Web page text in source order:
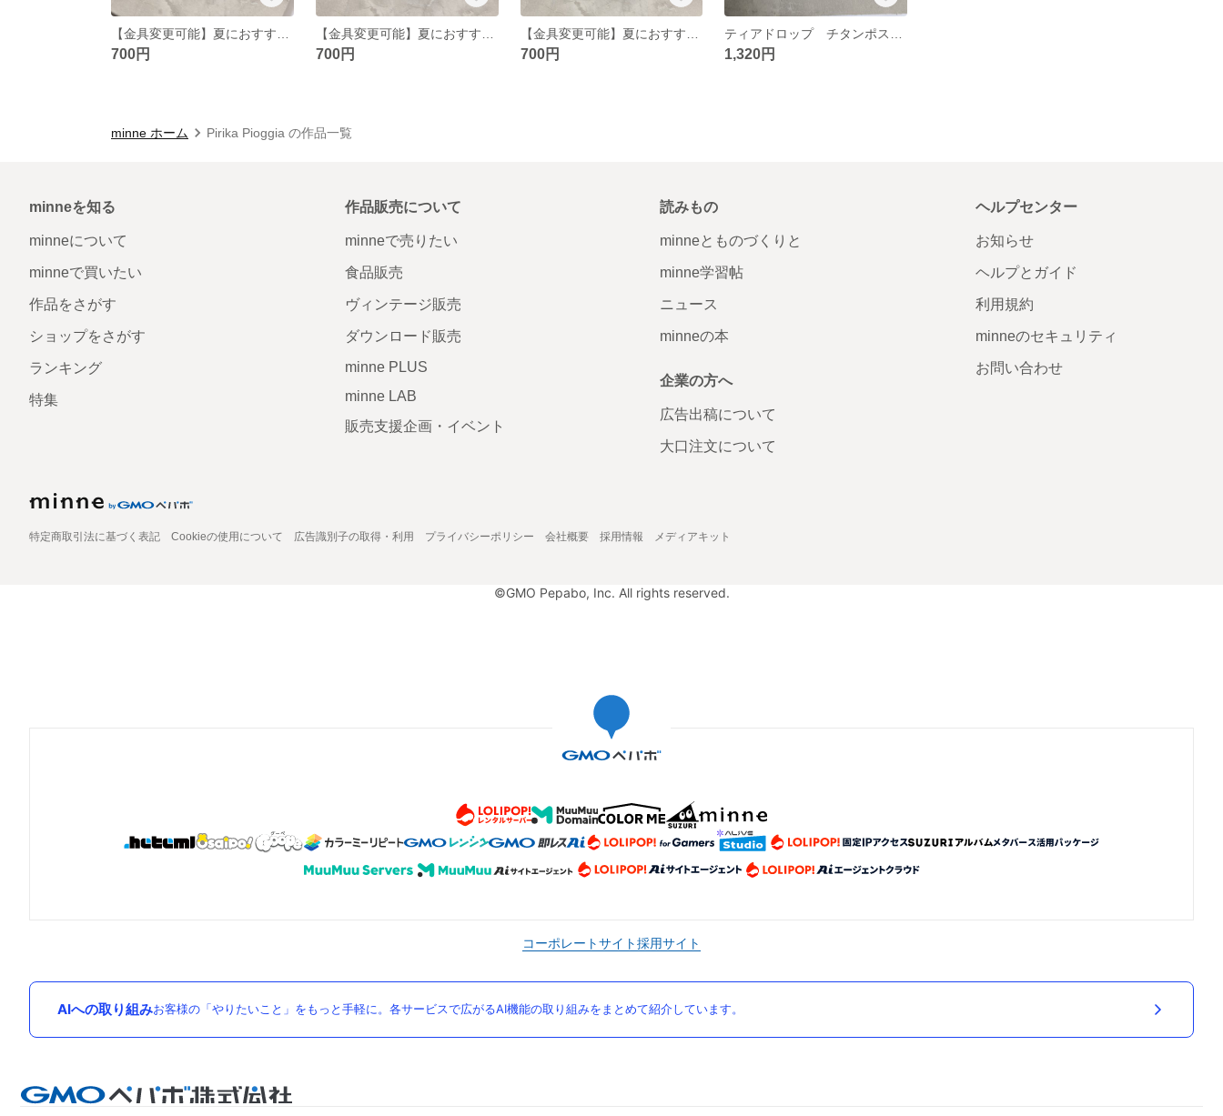
700円 700円 700円 1,320円
minne ホーム Pirika Pioggia の作品一覧
minneを知る
minneについて
minneで買いたい
作品をさがす
ショップをさがす
ランキング
特集
作品販売について
minneで売りたい
食品販売
ヴィンテージ販売
ダウンロード販売
minne PLUS
minne LAB
販売支援企画・イベント
読みもの
minneとものづくりと
minne学習帖
ニュース
minneの本
企業の方へ
広告出稿について
大口注文について
ヘルプセンター
お知らせ
ヘルプとガイド
利用規約
minneのセキュリティ
お問い合わせ
特定商取引法に基づく表記 Cookieの使用について 広告識別子の取得・利用 プライバシーポリシー 会社概要 採用情報 メディアキット
©GMO Pepabo, Inc. All rights reserved.
コーポレートサイト採用サイト
AIへの取り組みお客様の「やりたいこと」をもっと手軽に。各サービスで広がるAI機能の取り組みをまとめて紹介しています。